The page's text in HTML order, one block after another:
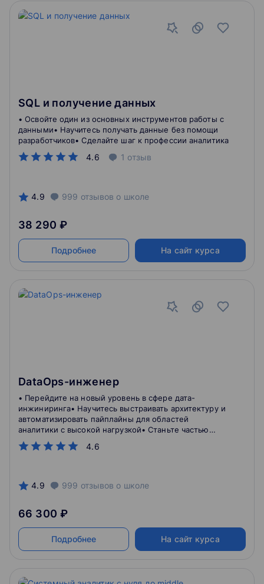
SQL и получение данных
4.6 1 отзыв
• Освойте один из основных инструментов работы с
данными• Научитесь получать данные без помощи
разработчиков• Сделайте шаг к профессии аналитика
4.9 999 отзывов о школе
38 290 ₽
Подробнее На сайт курса
DataOps-инженер
4.6
• Перейдите на новый уровень в сфере дата-
инжиниринга• Научитесь выстраивать архитектуру и
автоматизировать пайплайны для областей
аналитики с высокой нагрузкой• Станьте частью
профессионального сообщества и научитесь
работать с технологиями, которыми пользуются
4.9 999 отзывов о школе
66 300 ₽
Подробнее На сайт курса